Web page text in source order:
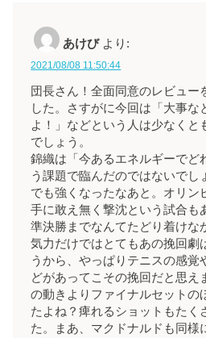
あけび より:
2021/08/08 11:50:44
団長さん！全面同意のレビュー
した。さすがに今回は「大事な
よ！」などという人は少なくと
でしょう。
錦織は「今あるエネルギーでど
う課題で臨んだのではないでし
でも強くなったなあと。オリン
手に敢え無く撃沈という試合も
準決勝までなんてたどり着けな
気力だけではとてもあの挽回劇
うから、やっぱりテニスの感覚
どがあってこその挽回だと思え
の動きよりファイナルセットの
たよね？痺れるショットもたく
た。まあ、マクドナルドも同様